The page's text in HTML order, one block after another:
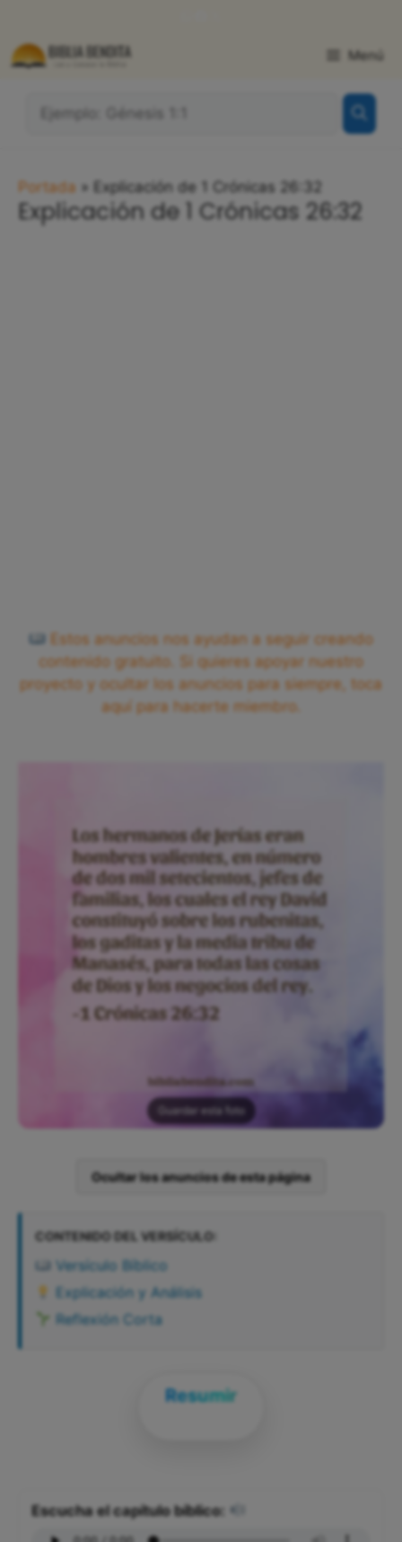
contenido
Menú
Portada » Explicación de 1 Crónicas 26:32
Explicación de 1 Crónicas 26:32
Estos anuncios nos ayudan a seguir creando
contenido gratuito. Si quieres apoyar nuestro
proyecto y ocultar los anuncios para siempre, toca
aquí para hacerte miembro.
Guardar esta foto
Ocultar los anuncios de esta página
CONTENIDO DEL VERSÍCULO:
Versículo Bíblico
Explicación y Análisis
Reflexión Corta
Resumir
Escucha el capítulo bíblico: